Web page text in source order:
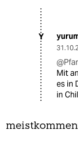
Y
Mit
es in
in